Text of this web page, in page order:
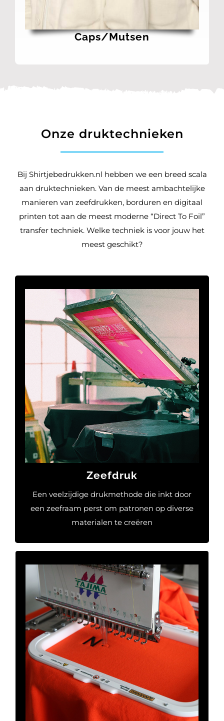
Caps/mutsen
Onze druktechnieken
Bij Shirtjebedrukken.nl hebben we een breed scala
aan druktechnieken. Van de meest ambachtelijke
manieren van zeefdrukken, borduren en digitaal
printen tot aan de meest moderne “Direct To Foil”
transfer techniek. Welke techniek is voor jouw het
meest geschikt?
Zeefdruk
Een veelzijdige drukmethode die inkt door
een zeefraam perst om patronen op diverse
materialen te creëren
Zeefdruk
Ontdek de veelzijdigheid van zeefdruk op
kleding. Deze populaire druktechniek biedt
eindeloze mogelijkheden voor levendige,
duurzame en gedetailleerde ontwerpen. Met
fijn gaas en hoogwaardige inkten worden
kleuren apart aangebracht, waardoor je
kledingstukken krijgt met een authentieke
uitstraling. Kies voor hoogwaardige zeefdruk
en breng je ontwerpen tot leven.
Borduren
Borduren is een ambachtelijke techniek
waarmee ontwerpen toevoegd worden aan
kledingstukken. Met geavanceerde
borduurmachines worden garens zorgvuldig
op stoffen gestikt, wat resulteert in wat luxer
effect ten opzichte van normale
zeefdrukprints. Of het nu gaat om logo’s,
namen of complexe ontwerpen, borduurwerk